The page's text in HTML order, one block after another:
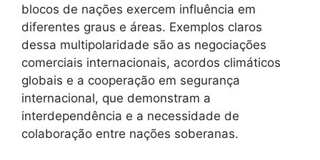
blocos de nações exercem influência em
diferentes graus e áreas. Exemplos claros
dessa multipolaridade são as negociações
comerciais internacionais, acordos climáticos
globais e a cooperação em segurança
internacional, que demonstram a
interdependência e a necessidade de
colaboração entre nações soberanas.